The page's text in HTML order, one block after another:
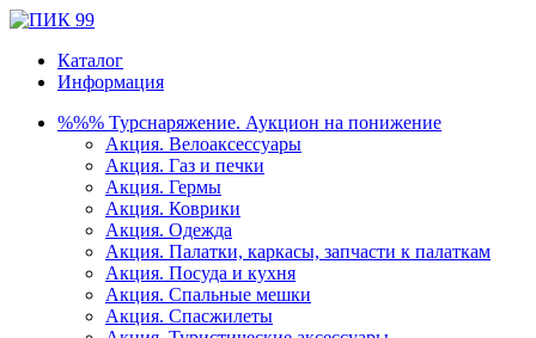
Каталог
Информация
%%% Турснаряжение. Аукцион на понижение
Акция. Велоаксессуары
Акция. Газ и печки
Акция. Гермы
Акция. Коврики
Акция. Одежда
Акция. Палатки, каркасы, запчасти к палаткам
Акция. Посуда и кухня
Акция. Спальные мешки
Акция. Спасжилеты